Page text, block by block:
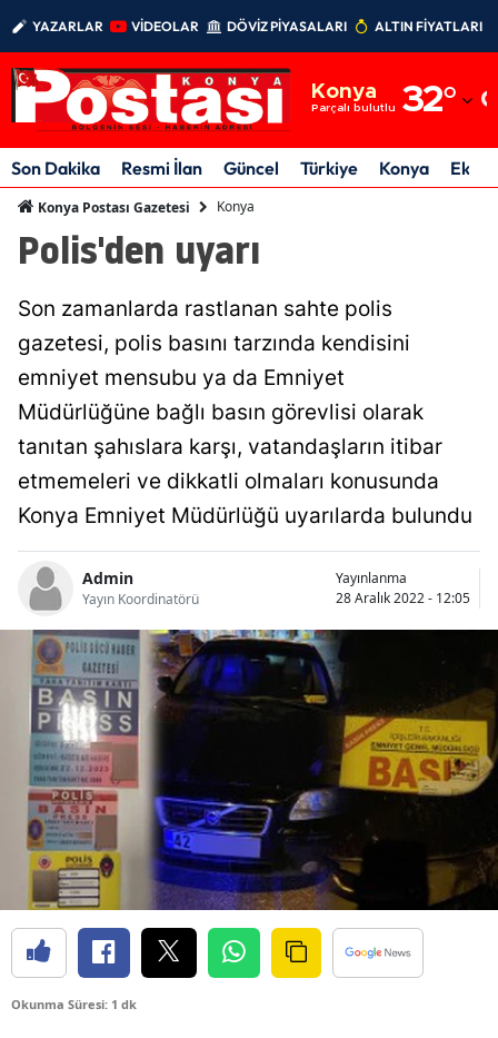
YAZARLAR VİDEOLAR DÖVİZ PİYASALARI ALTIN FİYATLARI
Konya
Parçalı bulutlu 32°
Adıyaman
Afyonkarahisar
Ankara
Antalya
Artvin
Balıkesir
Bilecik
Bingöl
Bolu
Burdur
Bursa
Çanakkale
Çankırı
Çorum
Denizli
Diyarbakır
Son Dakika Resmi İlan Güncel Türkiye Konya
Konya Postası Gazetesi Konya
Polis'den uyarı
Son zamanlarda rastlanan sahte polis
gazetesi, polis basını tarzında kendisini
emniyet mensubu ya da Emniyet
Müdürlüğüne bağlı basın görevlisi olarak
tanıtan şahıslara karşı, vatandaşların itibar
etmemeleri ve dikkatli olmaları konusunda
Konya Emniyet Müdürlüğü uyarılarda bulundu
Admin
Yayın Koordinatörü
Yayınlanma
28 Aralık 2022 - 12:05
Okunma Süresi: 1 dk